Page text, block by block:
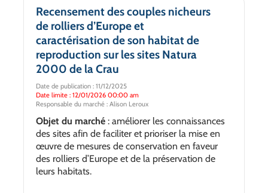
Recensement des couples nicheurs
de rolliers d’Europe et
caractérisation de son habitat de
reproduction sur les sites Natura
2000 de la Crau
Date de publication : 11/12/2025
Date limite : 12/01/2026 00:00 am
Responsable du marché : Alison Leroux
Objet du marché : améliorer les connaissances
des sites afin de faciliter et prioriser la mise en
œuvre de mesures de conservation en faveur
des rolliers d’Europe et de la préservation de
leurs habitats.